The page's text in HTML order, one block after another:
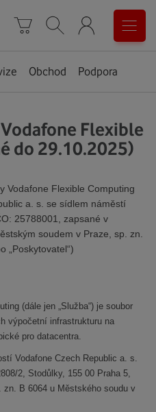
Košík
Vyhledávání
Menu
Obchod Podpora
Flexible
do 29.10.2025)
Vodafone Flexible Computing
a. s. se sídlem náměstí
25788001, zapsané v
soudem v Praze, sp. zn.
„Poskytovatel“)
(dále jen „Služba“) je soubor
výpočetní infrastrukturu na
pro datacentra.
Vodafone Czech Republic a. s.
2, Stodůlky, 155 00 Praha 5,
zn. B 6064 u Městského soudu v